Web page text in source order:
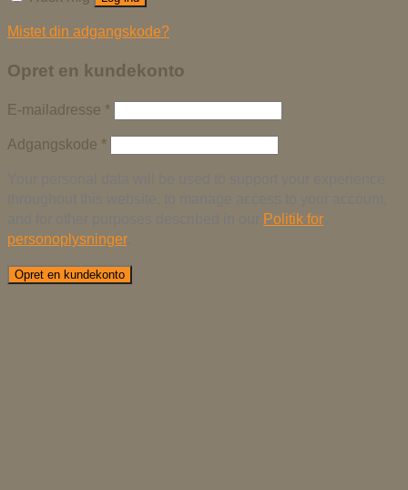
Mistet din adgangskode?
Opret en kundekonto
E-mailadresse *
Adgangskode *
Politik for
personoplysninger.
Opret en kundekonto